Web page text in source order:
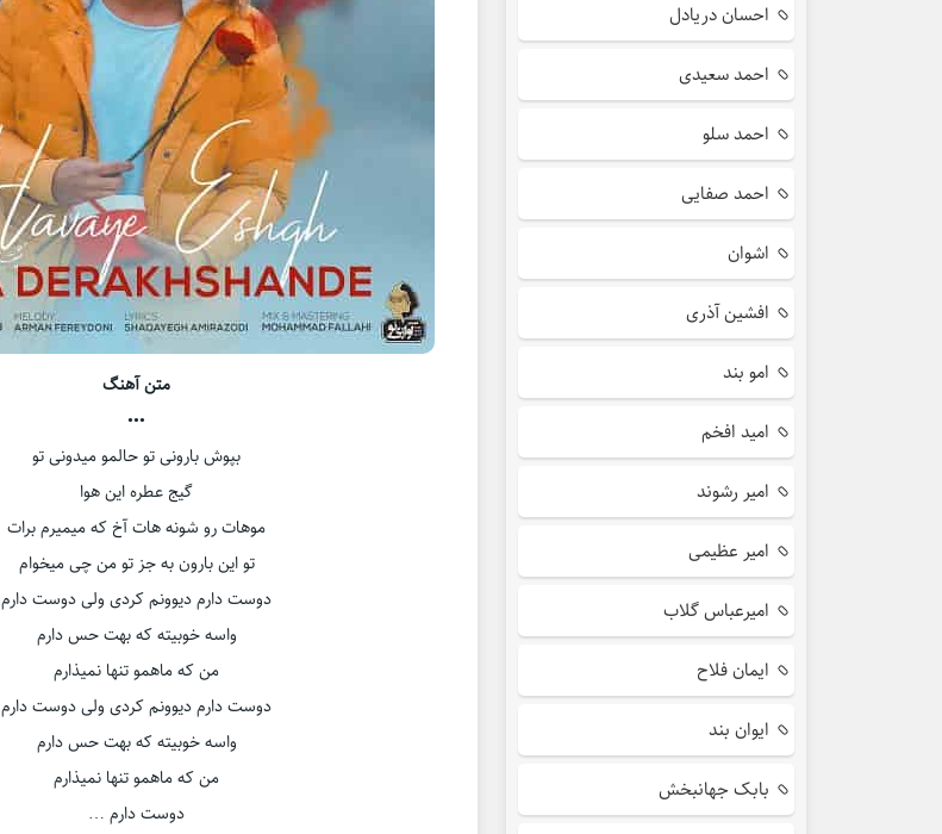
متن آهنگ
•••
بپوش بارونی تو حالمو میدونی تو
گیج عطره این هوا
موهات رو شونه هات آخ که میمیرم برات
تو این بارون به جز تو من چی میخوام
دوست دارم دیوونم کردی ولی دوست دارم
واسه خوبیته که بهت حس دارم
من که ماهمو تنها نمیذارم
دوست دارم دیوونم کردی ولی دوست دارم
واسه خوبیته که بهت حس دارم
من که ماهمو تنها نمیذارم
دوست دارم …
احسان دریادل
احمد سعیدی
احمد سلو
احمد صفایی
اشوان
افشین آذری
امو بند
امید افخم
امیر رشوند
امیر عظیمی
امیرعباس گلاب
ایمان فلاح
ایوان بند
بابک جهانبخش